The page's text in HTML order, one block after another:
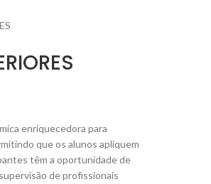
enriquecedora para
que os alunos apliquem
têm a oportunidade de
de profissionais